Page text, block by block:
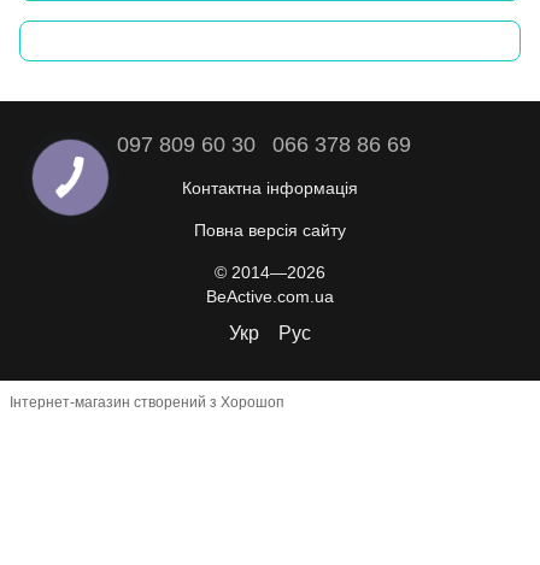
097 809 60 30 066 378 86 69
Контактна інформація
Повна версія сайту
© 2014—2026
BeActive.com.ua
Укр Рус
Інтернет-магазин створений з Хорошоп